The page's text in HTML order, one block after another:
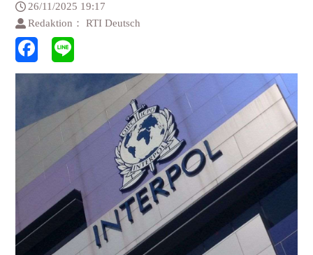
26/11/2025 19:17
Redaktion： RTI Deutsch